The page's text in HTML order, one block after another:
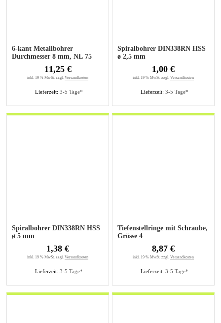
6-kant Metallbohrer
Durchmesser 8 mm, NL 75
mm, GL 117 mm
Lieferzeit: 3-5 Tage*
11,25 €
inkl. 19 % MwSt. zzgl. Versandkosten
Spiralbohrer DIN338RN HSS
ø 2,5 mm
Lieferzeit: 3-5 Tage*
1,00 €
inkl. 19 % MwSt. zzgl. Versandkosten
Spiralbohrer DIN338RN HSS
ø 5 mm
Lieferzeit: 3-5 Tage*
1,38 €
inkl. 19 % MwSt. zzgl. Versandkosten
Tiefenstellringe mit Schraube,
Grösse 4
Lieferzeit: 3-5 Tage*
8,87 €
inkl. 19 % MwSt. zzgl. Versandkosten